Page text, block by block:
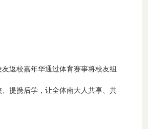
返校嘉年华通过体育赛事将校友组
提携后学，让全体南大人共享、共